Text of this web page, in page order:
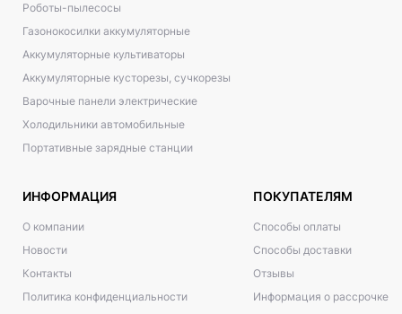
Роботы-пылесосы
Газонокосилки аккумуляторные
Аккумуляторные культиваторы
Аккумуляторные кусторезы, сучкорезы
Варочные панели электрические
Холодильники автомобильные
Портативные зарядные станции
ИНФОРМАЦИЯ
О компании
Новости
Контакты
Политика конфиденциальности
ПОКУПАТЕЛЯМ
Способы оплаты
Способы доставки
Отзывы
Информация о рассрочке